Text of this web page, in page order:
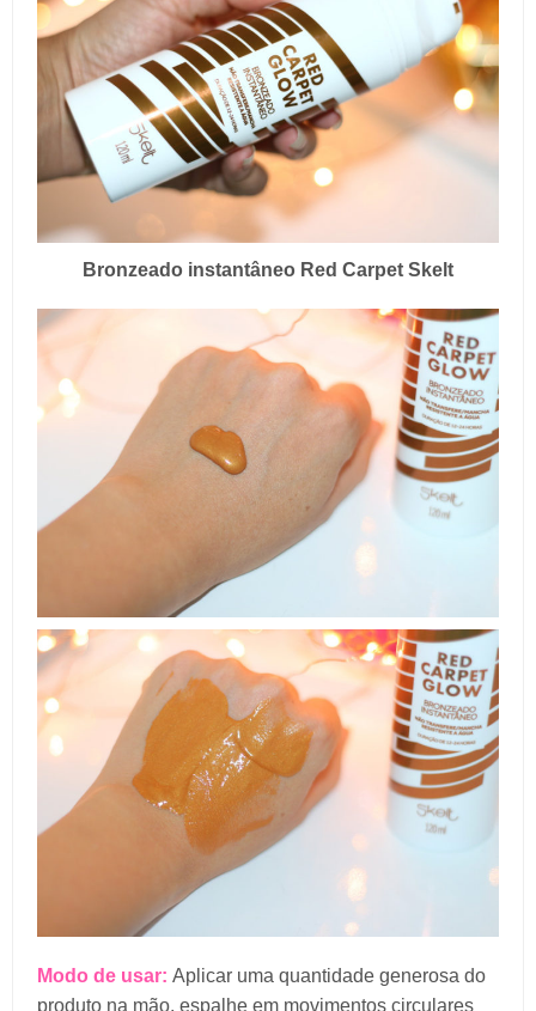
Bronzeado instantâneo Red Carpet Skelt
Modo de usar: Aplicar uma quantidade generosa do
produto na mão, espalhe em movimentos circulares